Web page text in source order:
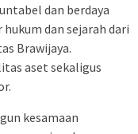
dan berdaya
dan sejarah dari
Brawijaya.
aset sekaligus
kesamaan